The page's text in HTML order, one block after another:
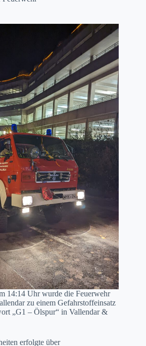
14:14 Uhr wurde die Feuerwehr
zu einem Gefahrstoffeinsatz
„G1 – Ölspur“ in Vallendar &
erfolgte über